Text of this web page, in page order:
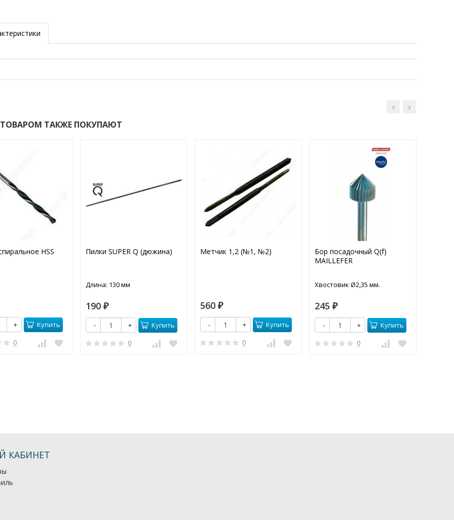
ТАКЖЕ ПОКУПАЮТ
HSS
+ Купить
0
Пилки SUPER Q (дюжина)
Длина: 130 мм
190 ₽
- + Купить
0
Метчик 1,2 (№1, №2)
560 ₽
- + Купить
0
Бор посадочный Q(f)
MAILLEFER
Хвостовик Ø2,35 мм.
245 ₽
- + Купить
0
КАБИНЕТ